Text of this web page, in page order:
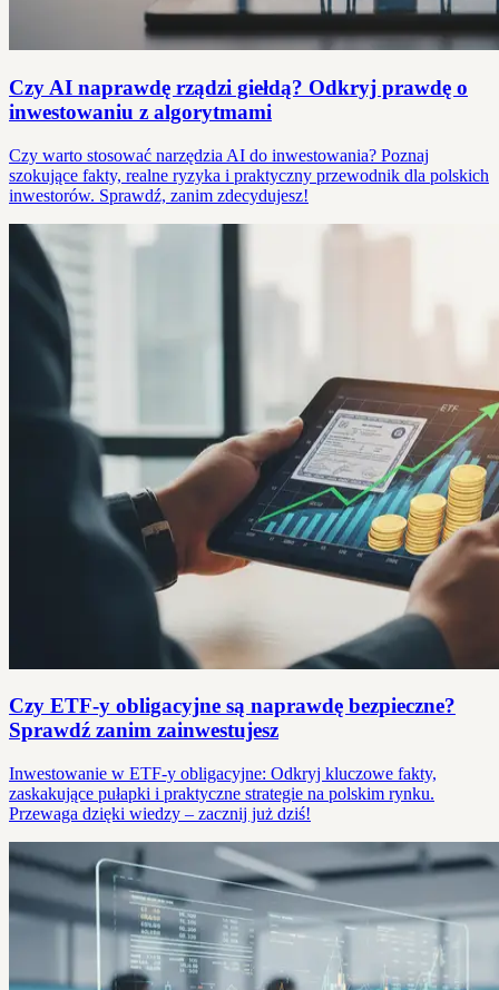
Czy AI naprawdę rządzi giełdą? Odkryj prawdę o
inwestowaniu z algorytmami
Czy warto stosować narzędzia AI do inwestowania? Poznaj
szokujące fakty, realne ryzyka i praktyczny przewodnik dla polskich
inwestorów. Sprawdź, zanim zdecydujesz!
Czy ETF-y obligacyjne są naprawdę bezpieczne?
Sprawdź zanim zainwestujesz
Inwestowanie w ETF-y obligacyjne: Odkryj kluczowe fakty,
zaskakujące pułapki i praktyczne strategie na polskim rynku.
Przewaga dzięki wiedzy – zacznij już dziś!